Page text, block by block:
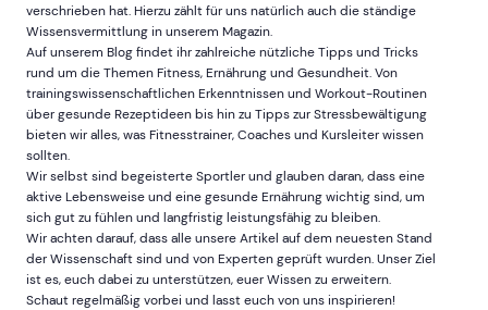
verschrieben hat. Hierzu zählt für uns natürlich auch die ständige
Wissensvermittlung in unserem Magazin.
Auf unserem Blog findet ihr zahlreiche nützliche Tipps und Tricks
rund um die Themen Fitness, Ernährung und Gesundheit. Von
trainingswissenschaftlichen Erkenntnissen und Workout-Routinen
über gesunde Rezeptideen bis hin zu Tipps zur Stressbewältigung
bieten wir alles, was Fitnesstrainer, Coaches und Kursleiter wissen
sollten.
Wir selbst sind begeisterte Sportler und glauben daran, dass eine
aktive Lebensweise und eine gesunde Ernährung wichtig sind, um
sich gut zu fühlen und langfristig leistungsfähig zu bleiben.
Wir achten darauf, dass alle unsere Artikel auf dem neuesten Stand
der Wissenschaft sind und von Experten geprüft wurden. Unser Ziel
ist es, euch dabei zu unterstützen, euer Wissen zu erweitern.
Schaut regelmäßig vorbei und lasst euch von uns inspirieren!